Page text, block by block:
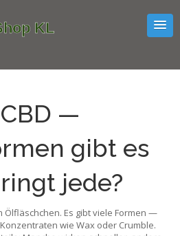
—
gibt es
jede?
Ölfläschchen. Es gibt viele Formen —
wie Wax oder Crumble.